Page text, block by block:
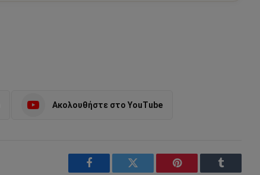
Ακολουθήστε στο YouTube
Facebook Twitter Pinterest Tumblr